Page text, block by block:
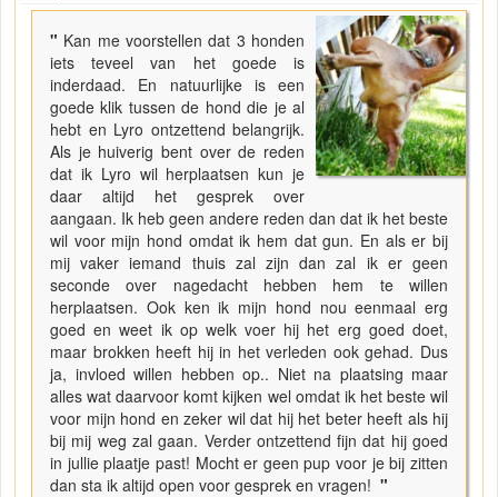
" Kan me voorstellen dat 3 honden
iets teveel van het goede is
inderdaad. En natuurlijke is een
goede klik tussen de hond die je al
hebt en Lyro ontzettend belangrijk.
Als je huiverig bent over de reden
dat ik Lyro wil herplaatsen kun je
daar altijd het gesprek over
aangaan. Ik heb geen andere reden dan dat ik het beste
wil voor mijn hond omdat ik hem dat gun. En als er bij
mij vaker iemand thuis zal zijn dan zal ik er geen
seconde over nagedacht hebben hem te willen
herplaatsen. Ook ken ik mijn hond nou eenmaal erg
goed en weet ik op welk voer hij het erg goed doet,
maar brokken heeft hij in het verleden ook gehad. Dus
ja, invloed willen hebben op.. Niet na plaatsing maar
alles wat daarvoor komt kijken wel omdat ik het beste wil
voor mijn hond en zeker wil dat hij het beter heeft als hij
bij mij weg zal gaan. Verder ontzettend fijn dat hij goed
in jullie plaatje past! Mocht er geen pup voor je bij zitten
dan sta ik altijd open voor gesprek en vragen! "